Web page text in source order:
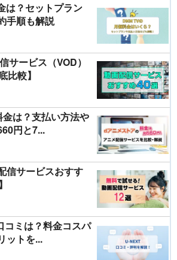
は？セットプラン
手順も解説
サービス（VOD）
比較】
は？支払い方法や
円と7...
信サービスおすす
コミは？料金コスパ
ットを...